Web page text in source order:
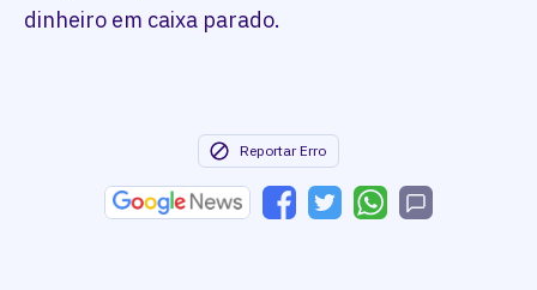
dinheiro em caixa parado.
Reportar Erro